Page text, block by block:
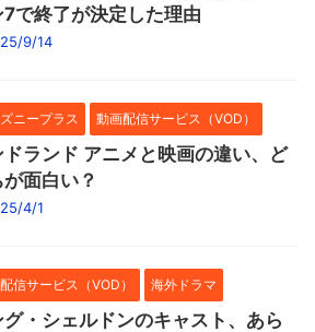
7で終了が決定した理由
9/14
ニープラス 動画配信サービス（VOD）
ドランド アニメと映画の違い、ど
が面白い？
4/1
信サービス（VOD） 海外ドラマ
グ・シェルドンのキャスト、あら